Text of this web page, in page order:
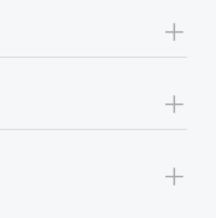
+
+
+